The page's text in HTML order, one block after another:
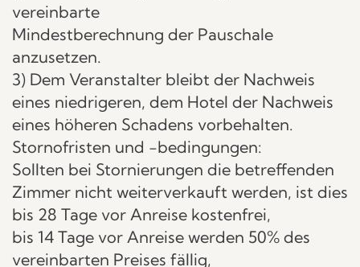
vereinbarte
Mindestberechnung der Pauschale
anzusetzen.
3) Dem Veranstalter bleibt der Nachweis
eines niedrigeren, dem Hotel der Nachweis
eines höheren Schadens vorbehalten.
Stornofristen und -bedingungen:
Sollten bei Stornierungen die betreffenden
Zimmer nicht weiterverkauft werden, ist dies
bis 28 Tage vor Anreise kostenfrei,
bis 14 Tage vor Anreise werden 50% des
vereinbarten Preises fällig,